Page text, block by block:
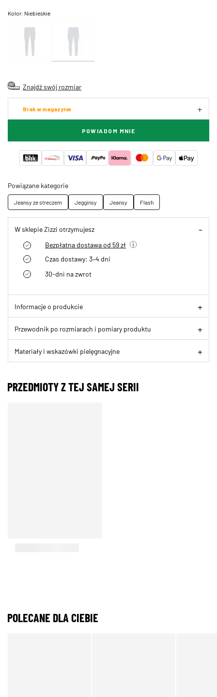
Kolor: Niebieskie
Znajdź swój rozmiar
Brak w magazynie
POWIADOM MNIE
Powiązane kategorie
Jeansy ze streczem Jegginsy Jeansy Flash
W sklepie Zizzi otrzymujesz
Bezpłatna dostawa od 59 zł
Czas dostawy: 3–4 dni
30-dni na zwrot
Informacje o produkcie
Przewodnik po rozmiarach i pomiary produktu
Materiały i wskazówki pielęgnacyjne
PRZEDMIOTY Z TEJ SAMEJ SERII
POLECANE DLA CIEBIE